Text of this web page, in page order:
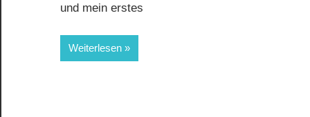
und mein erstes
Weiterlesen